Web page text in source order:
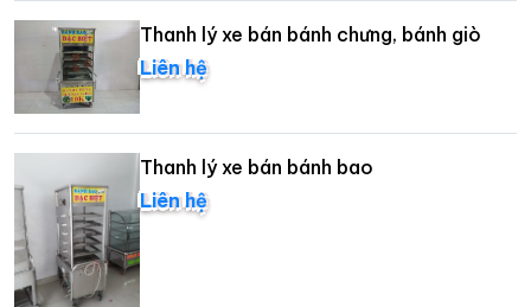
Thanh lý xe bán bánh chưng, bánh giò
Liên hệ
Thanh lý xe bán bánh bao
Liên hệ